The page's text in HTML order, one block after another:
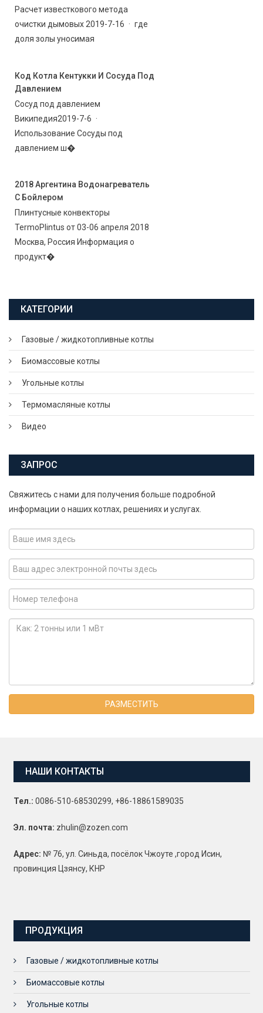
Расчет известкового метода
очистки дымовых 2019-7-16 · где
доля золы уносимая
Код Котла Кентукки И Сосуда Под
Давлением
Сосуд под давлением
Википедия2019-7-6 ·
Использование Сосуды под
давлением ш�
2018 Аргентина Водонагреватель
С Бойлером
Плинтусные конвекторы
TermoPlintus от 03-06 апреля 2018
Москва, Россия Информация о
продукт�
КАТЕГОРИИ
Газовые / жидкотопливные котлы
Биомассовые котлы
Угольные котлы
Термомасляные котлы
Видео
ЗАПРОС
Свяжитесь с нами для получения больше подробной
информации о наших котлах, решениях и услугах.
РАЗМЕСТИТЬ
НАШИ КОНТАКТЫ
Тел.: 0086-510-68530299, +86-18861589035
Эл. почта: zhulin@zozen.com
Адрес: № 76, ул. Синьда, посёлок Чжоуте ,город Исин,
провинция Цзянсу, КНР
ПРОДУКЦИЯ
Газовые / жидкотопливные котлы
Биомассовые котлы
Угольные котлы